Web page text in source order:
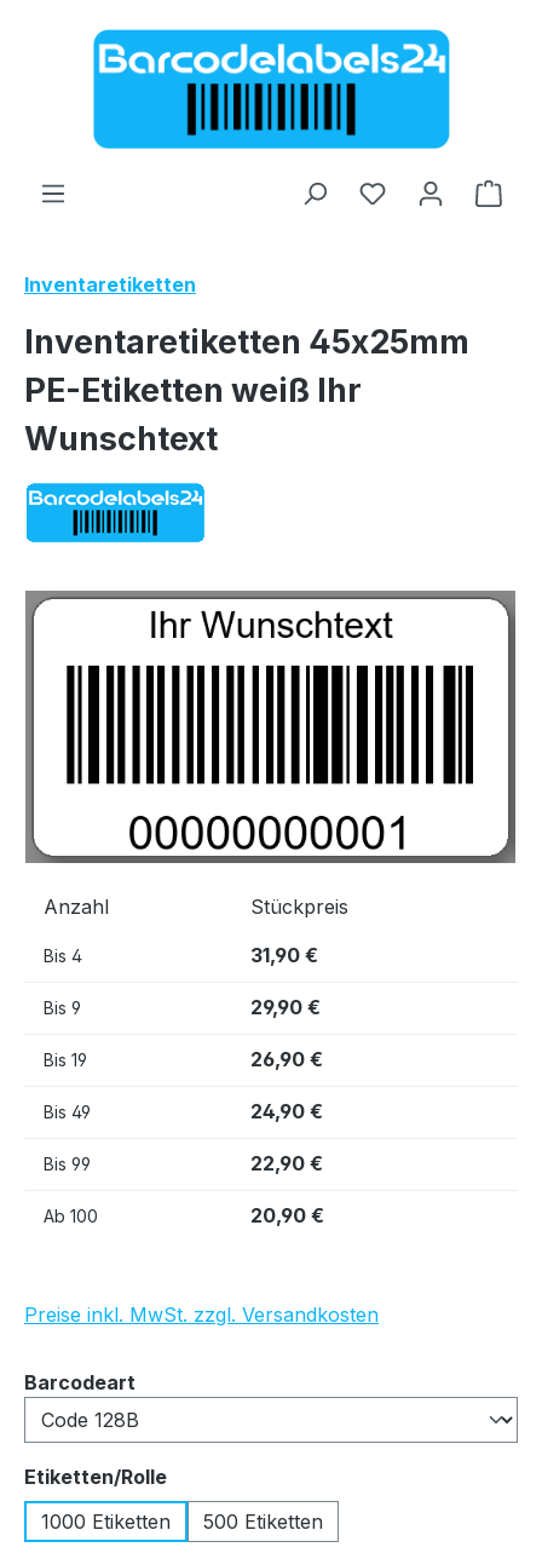
Zum Hauptinhalt springen
Inventaretiketten
Inventaretiketten 45x25mm
PE-Etiketten weiß Ihr
Wunschtext
Bildergalerie überspringen
Anzahl Stückpreis
Bis 4 31,90 €
Bis 9 29,90 €
Bis 19 26,90 €
Bis 49 24,90 €
Bis 99 22,90 €
Ab 100 20,90 €
Preise inkl. MwSt. zzgl. Versandkosten
Barcodeart
Etiketten/Rolleauswählen
1000 Etiketten
500 Etiketten